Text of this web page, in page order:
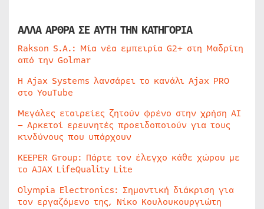
ΑΛΛΑ ΑΡΘΡΑ ΣΕ ΑΥΤΗ ΤΗΝ ΚΑΤΗΓΟΡΙΑ
Rakson S.A.: Μία νέα εμπειρία G2+ στη Μαδρίτη
από την Golmar
Η Ajax Systems λανσάρει το κανάλι Ajax PRO
στο YouTube
Μεγάλες εταιρείες ζητούν φρένο στην χρήση AI
– Αρκετοί ερευνητές προειδοποιούν για τους
κινδύνους που υπάρχουν
KEEPER Group: Πάρτε τον έλεγχο κάθε χώρου με
το AJAX LifeQuality Lite
Olympia Electronics: Σημαντική διάκριση για
τον εργαζόμενο της, Νίκο Κουλουκουργιώτη